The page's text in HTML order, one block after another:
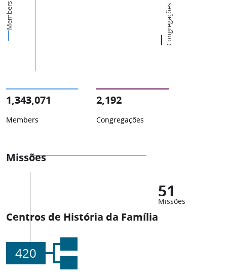
Members Congregações
1,343,071
Members
2,192
Congregações
Missões
51
Missões
Centros de História da Família
420